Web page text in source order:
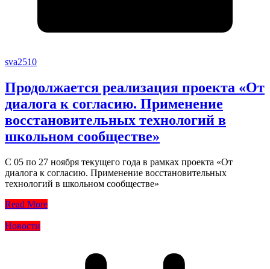
sva2510
Продолжается реализация проекта «От
диалога к согласию. Применение
восстановительных технологий в
школьном сообществе»
С 05 по 27 ноября текущего года в рамках проекта «От
диалога к согласию. Применение восстановительных
технологий в школьном сообществе»
Read More
Новости